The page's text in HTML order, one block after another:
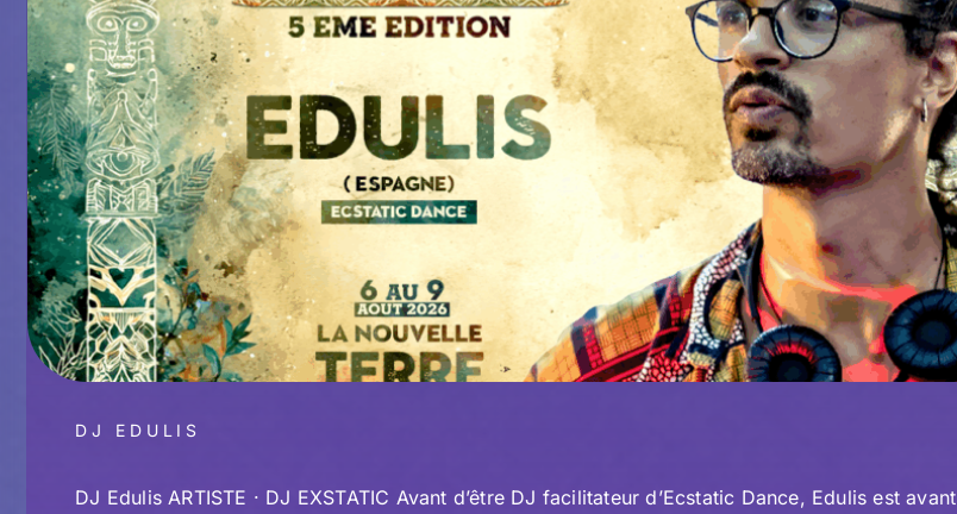
DJ EDULIS
DJ Edulis ARTISTE · DJ EXSTATIC Avant d’être DJ facilitateur d’Ecstatic Dance, Edulis est avant